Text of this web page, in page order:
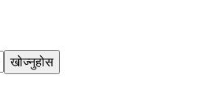
खोज्नुहोस